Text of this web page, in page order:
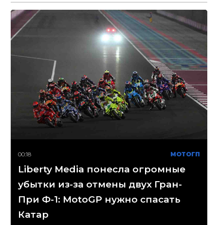
00:18 МОТОГП
Liberty Media понесла огромные
убытки из-за отмены двух Гран-
При Ф-1: MotoGP нужно спасать
Катар